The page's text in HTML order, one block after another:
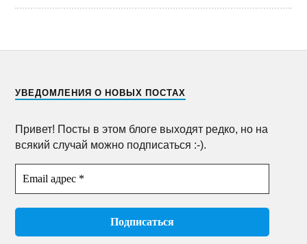
УВЕДОМЛЕНИЯ О НОВЫХ ПОСТАХ
Привет! Посты в этом блоге выходят редко, но на
всякий случай можно подписаться :-).